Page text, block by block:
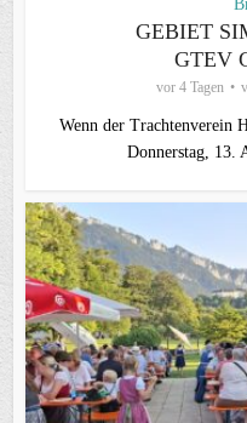
GEBIET
GTEV
vor 4 Tagen
Wenn der Trachtenverein
Donnerstag, 13.